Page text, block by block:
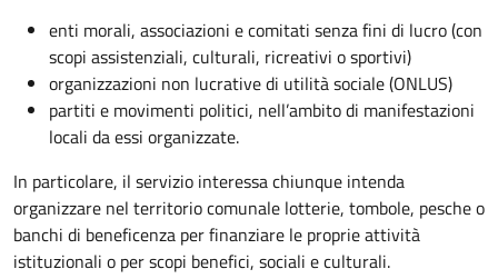
enti morali, associazioni e comitati senza fini di lucro (con
scopi assistenziali, culturali, ricreativi o sportivi)
organizzazioni non lucrative di utilità sociale (ONLUS)
partiti e movimenti politici, nell’ambito di manifestazioni
locali da essi organizzate.
In particolare, il servizio interessa chiunque intenda
organizzare nel territorio comunale lotterie, tombole, pesche o
banchi di beneficenza per finanziare le proprie attività
istituzionali o per scopi benefici, sociali e culturali.